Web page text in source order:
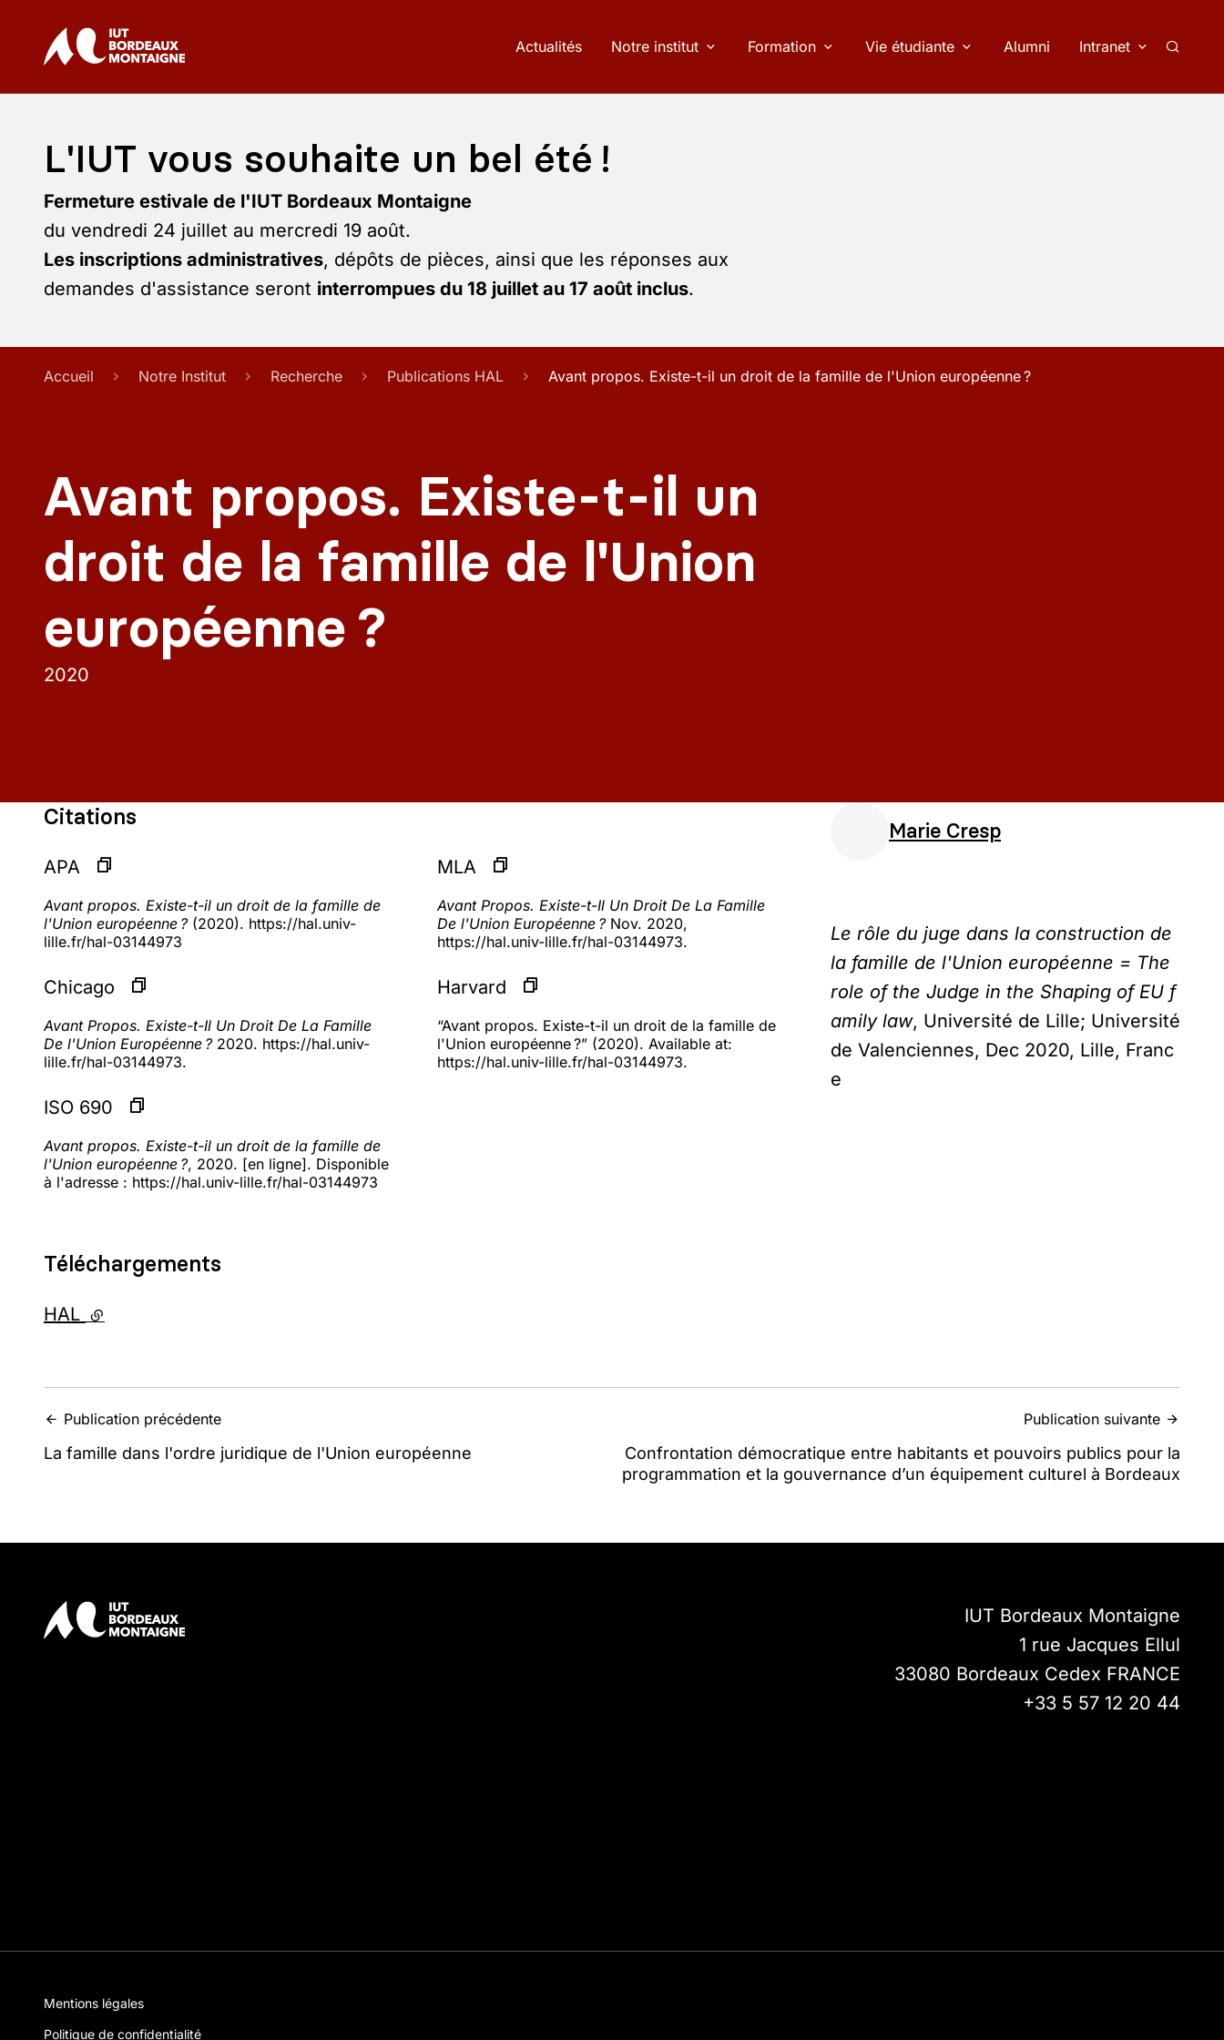
Actualités Notre institut Formation Vie étudiante Alumni Intranet
L'IUT vous souhaite un bel été !
Fermeture estivale de l'IUT Bordeaux Montaigne
du vendredi 24 juillet au mercredi 19 août.
Les inscriptions administratives, dépôts de pièces, ainsi que les réponses aux
demandes d'assistance seront interrompues du 18 juillet au 17 août inclus.
Accueil Notre Institut Recherche Publications HAL Avant propos. Existe-t-il un droit de la famille de l'Union européenne ?
Avant propos. Existe-t-il un
droit de la famille de l'Union
européenne ?
2020
Marie Cresp
Le rôle du juge dans la construction de
la famille de l'Union européenne = The
role of the Judge in the Shaping of EU f
amily law, Université de Lille; Université
de Valenciennes, Dec 2020, Lille, Franc
e
Citations
APA
Avant propos. Existe-t-il un droit de la famille de
l'Union européenne ?(2020). https://hal.univ-
lille.fr/hal-03144973
MLA
Avant Propos. Existe-t-Il Un Droit De La Famille
De l'Union Européenne ?Nov. 2020,
https://hal.univ-lille.fr/hal-03144973.
Chicago
Avant Propos. Existe-t-Il Un Droit De La Famille
De l'Union Européenne ?2020. https://hal.univ-
lille.fr/hal-03144973.
Harvard
“Avant propos. Existe-t-il un droit de la famille de
l'Union européenne ?” (2020). Available at:
https://hal.univ-lille.fr/hal-03144973.
ISO 690
Avant propos. Existe-t-il un droit de la famille de
l'Union européenne ?, 2020. [en ligne]. Disponible
à l'adresse : https://hal.univ-lille.fr/hal-03144973
Téléchargements
HAL - lien externe
Publication précédente
La famille dans l'ordre juridique de l'Union européenne
Publication suivante
Confrontation démocratique entre habitants et pouvoirs publics pour la
programmation et la gouvernance d’un équipement culturel à Bordeaux
IUT Bordeaux Montaigne
1 rue Jacques Ellul
33080 Bordeaux Cedex FRANCE
+33 5 57 12 20 44
Mentions légales
Politique de confidentialité